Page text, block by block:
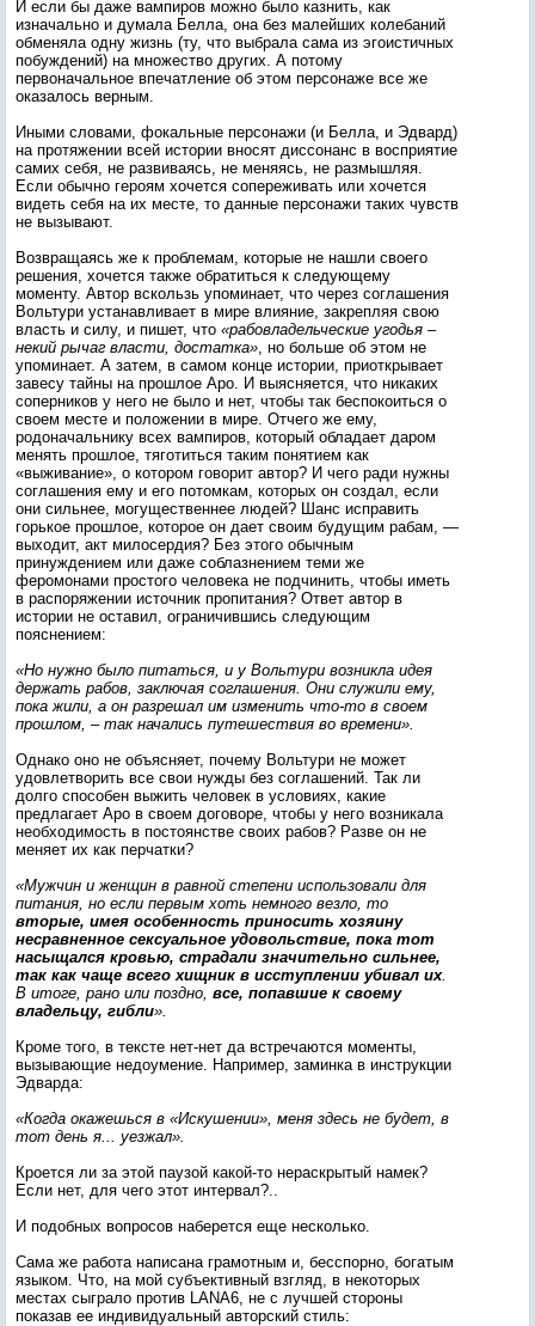
И если бы даже вампиров можно было казнить, как
изначально и думала Белла, она без малейших колебаний
обменяла одну жизнь (ту, что выбрала сама из эгоистичных
побуждений) на множество других. А потому
первоначальное впечатление об этом персонаже все же
оказалось верным.
Иными словами, фокальные персонажи (и Белла, и Эдвард)
на протяжении всей истории вносят диссонанс в восприятие
самих себя, не развиваясь, не меняясь, не размышляя.
Если обычно героям хочется сопереживать или хочется
видеть себя на их месте, то данные персонажи таких чувств
не вызывают.
Возвращаясь же к проблемам, которые не нашли своего
решения, хочется также обратиться к следующему
моменту. Автор вскользь упоминает, что через соглашения
Вольтури устанавливает в мире влияние, закрепляя свою
власть и силу, и пишет, что «рабовладельческие угодья –
некий рычаг власти, достатка», но больше об этом не
упоминает. А затем, в самом конце истории, приоткрывает
завесу тайны на прошлое Аро. И выясняется, что никаких
соперников у него не было и нет, чтобы так беспокоиться о
своем месте и положении в мире. Отчего же ему,
родоначальнику всех вампиров, который обладает даром
менять прошлое, тяготиться таким понятием как
«выживание», о котором говорит автор? И чего ради нужны
соглашения ему и его потомкам, которых он создал, если
они сильнее, могущественнее людей? Шанс исправить
горькое прошлое, которое он дает своим будущим рабам, —
выходит, акт милосердия? Без этого обычным
принуждением или даже соблазнением теми же
феромонами простого человека не подчинить, чтобы иметь
в распоряжении источник пропитания? Ответ автор в
истории не оставил, ограничившись следующим
пояснением:
«Но нужно было питаться, и у Вольтури возникла идея
держать рабов, заключая соглашения. Они служили ему,
пока жили, а он разрешал им изменить что-то в своем
прошлом, – так начались путешествия во времени».
Однако оно не объясняет, почему Вольтури не может
удовлетворить все свои нужды без соглашений. Так ли
долго способен выжить человек в условиях, какие
предлагает Аро в своем договоре, чтобы у него возникала
необходимость в постоянстве своих рабов? Разве он не
меняет их как перчатки?
«Мужчин и женщин в равной степени использовали для
питания, но если первым хоть немного везло, то
вторые, имея особенность приносить хозяину
несравненное сексуальное удовольствие, пока тот
насыщался кровью, страдали значительно сильнее,
так как чаще всего хищник в исступлении убивал их.
В итоге, рано или поздно, все, попавшие к своему
владельцу, гибли».
Кроме того, в тексте нет-нет да встречаются моменты,
вызывающие недоумение. Например, заминка в инструкции
Эдварда:
«Когда окажешься в «Искушении», меня здесь не будет, в
тот день я... уезжал».
Кроется ли за этой паузой какой-то нераскрытый намек?
Если нет, для чего этот интервал?..
И подобных вопросов наберется еще несколько.
Сама же работа написана грамотным и, бесспорно, богатым
языком. Что, на мой субъективный взгляд, в некоторых
местах сыграло против LANA6, не с лучшей стороны
показав ее индивидуальный авторский стиль: